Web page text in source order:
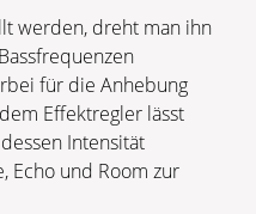
werden, dreht man ihn
für die Anhebung
Effektregler lässt
Intensität
Echo und Room zur